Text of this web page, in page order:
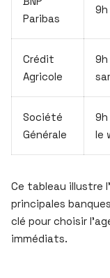
Paribas
9h
Crédit
Agricole
9h
Société
Générale
9h
le
Ce tableau illustre
principales
clé pour choisir
immédiats.